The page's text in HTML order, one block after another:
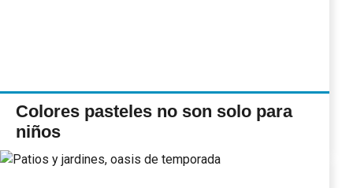
Colores pasteles no son solo para
niños